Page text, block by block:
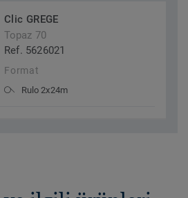
Clic GREGE
Topaz 70
Ref. 5626021
Format
Rulo 2x24m